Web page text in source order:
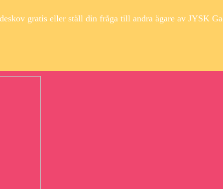
gratis eller ställ din fråga till andra ägare av JYSK